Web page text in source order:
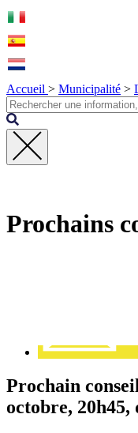
Accueil > Municipalité >
Fermer
Prochains
Prochain
octobre, 20h45,